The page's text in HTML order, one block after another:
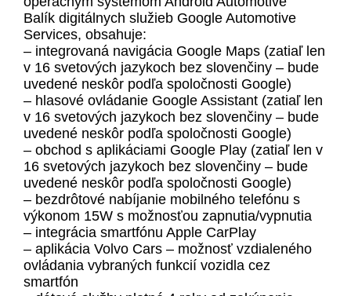
Balík digitálnych služieb Google Automotive
Services, obsahuje:
– integrovaná navigácia Google Maps (zatiaľ len
v 16 svetových jazykoch bez slovenčiny – bude
uvedené neskôr podľa spoločnosti Google)
– hlasové ovládanie Google Assistant (zatiaľ len
v 16 svetových jazykoch bez slovenčiny – bude
uvedené neskôr podľa spoločnosti Google)
– obchod s aplikáciami Google Play (zatiaľ len v
16 svetových jazykoch bez slovenčiny – bude
uvedené neskôr podľa spoločnosti Google)
– bezdrôtové nabíjanie mobilného telefónu s
výkonom 15W s možnosťou zapnutia/vypnutia
– integrácia smartfónu Apple CarPlay
– aplikácia Volvo Cars – možnosť vzdialeného
ovládania vybraných funkcií vozidla cez
smartfón